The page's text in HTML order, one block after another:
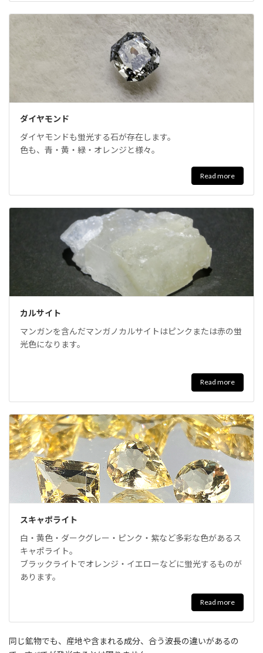
ダイヤモンド
ダイヤモンドも蛍光する石が存在します。
色も、青・黄・緑・オレンジと様々。
Read more
カルサイト
マンガンを含んだマンガノカルサイトはピンクまたは赤の蛍
光色になります。
Read more
スキャポライト
白・黄色・ダークグレー・ピンク・紫など多彩な色があるス
キャポライト。
ブラックライトでオレンジ・イエローなどに蛍光するものが
あります。
Read more
同じ鉱物でも、産地や含まれる成分、合う波長の違いがあるの